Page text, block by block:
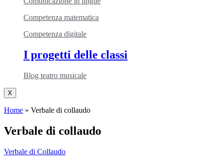
Competenza matematica
Competenza digitale
I progetti delle classi
Blog teatro musicale
X
Home » Verbale di collaudo
Verbale di collaudo
Verbale di Collaudo